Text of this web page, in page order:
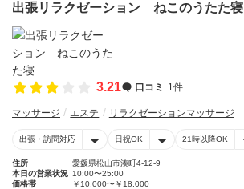
出張リラクゼーション ねこのうたた寝
3.21 口コミ 1件
マッサージ エステ リラクゼーションマッサージ
出張・訪問対応 日祝OK 21時以降OK
住所
愛媛県松山市湊町4-12-9
本日の営業状況 10:00〜25:00
価格帯
￥10,000〜￥18,000